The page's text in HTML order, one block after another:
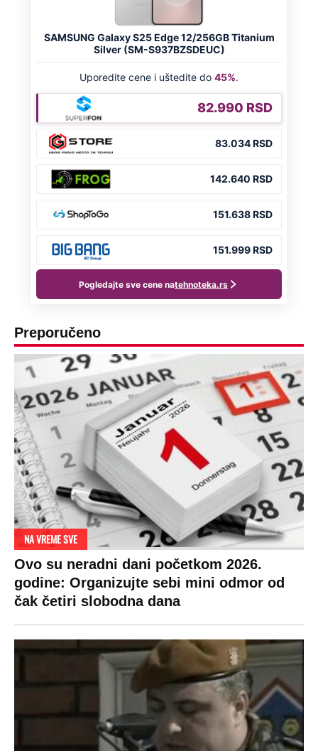
Preporučeno
NA VREME SVE
Ovo su neradni dani početkom 2026.
godine: Organizujte sebi mini odmor od
čak četiri slobodna dana